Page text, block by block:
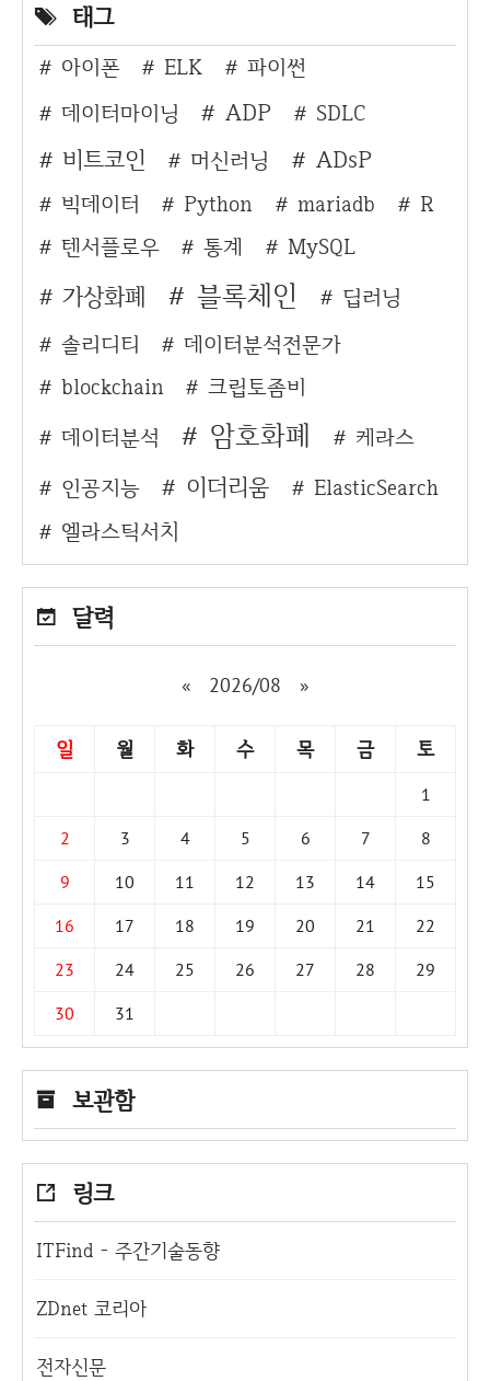
태그
아이폰 ELK
파이썬
데이터마이닝
ADP SDLC
비트코인 머신러닝 ADsP
빅데이터 Python mariadb
R
텐서플로우
통계 MySQL
가상화폐 블록체인
딥러닝
솔리디티
데이터분석전문가
blockchain
크립토좀비
데이터분석
암호화폐
케라스
인공지능
이더리움
ElasticSearch
엘라스틱서치
달력
« 2026/08 »
일 월 화 수 목 금 토
1
2
3 4 5 6 7
8
9
10 11 12 13 14
15
16
17 18 19 20 21
22
23
24 25 26 27 28
29
30
31
보관함
링크
ITFind - 주간기술동향
ZDnet 코리아
전자신문